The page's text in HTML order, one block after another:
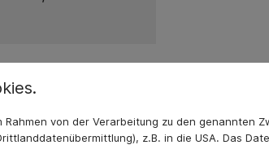
Rahmen von der Verarbeitung zu den genannten
z.B. in die USA. Das